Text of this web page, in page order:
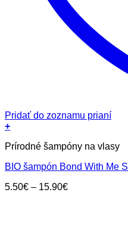
Pridať do zoznamu prianí
+
produkt
viacero
Možnosti
Prírodné šampóny na vlasy
BIO šampón Bond With Me
5.50€ – 15.90€Price